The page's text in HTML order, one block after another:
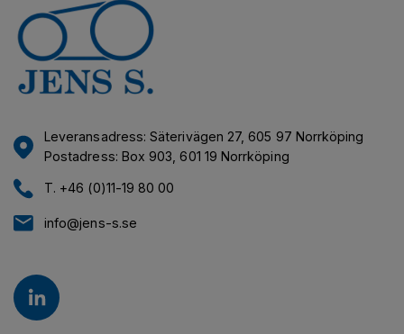
Leveransadress: Säterivägen 27, 605 97 Norrköping
Postadress: Box 903, 601 19 Norrköping
T. +46 (0)11-19 80 00
info@jens-s.se